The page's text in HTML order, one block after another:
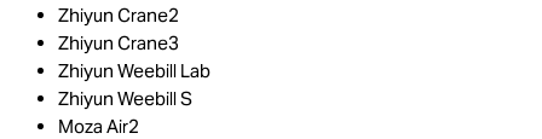
Zhiyun Crane2
Zhiyun Crane3
Zhiyun Weebill Lab
Zhiyun Weebill S
Moza Air2